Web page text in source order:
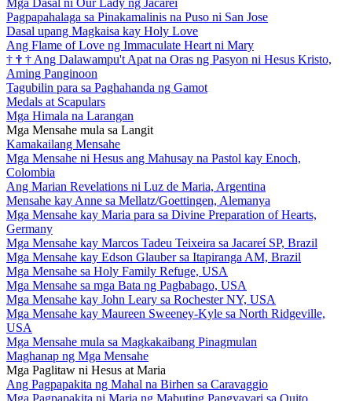
Pagpapahalaga sa Pinakamalinis na Puso ni San Jose
Dasal upang Magkaisa kay Holy Love
Ang Flame of Love ng Immaculate Heart ni Mary
† † † Ang Dalawampu't Apat na Oras ng Pasyon ni Hesus Kristo,
Aming Panginoon
Tagubilin para sa Paghahanda ng Gamot
Medals at Scapulars
Mga Himala na Larangan
Mga Mensahe mula sa Langit
Kamakailang Mensahe
Mga Mensahe ni Hesus ang Mahusay na Pastol kay Enoch,
Colombia
Ang Marian Revelations ni Luz de Maria, Argentina
Mensahe kay Anne sa Mellatz/Goettingen, Alemanya
Mga Mensahe kay Maria para sa Divine Preparation of Hearts,
Germany
Mga Mensahe kay Marcos Tadeu Teixeira sa Jacareí SP, Brazil
Mga Mensahe kay Edson Glauber sa Itapiranga AM, Brazil
Mga Mensahe sa Holy Family Refuge, USA
Mga Mensahe sa mga Bata ng Pagbabago, USA
Mga Mensahe kay John Leary sa Rochester NY, USA
Mga Mensahe kay Maureen Sweeney-Kyle sa North Ridgeville,
USA
Mga Mensahe mula sa Magkakaibang Pinagmulan
Maghanap ng Mga Mensahe
Mga Paglitaw ni Hesus at Maria
Ang Pagpapakita ng Mahal na Birhen sa Caravaggio
Mga Pagpapakita ni Maria ng Mabuting Pangyayari sa Quito